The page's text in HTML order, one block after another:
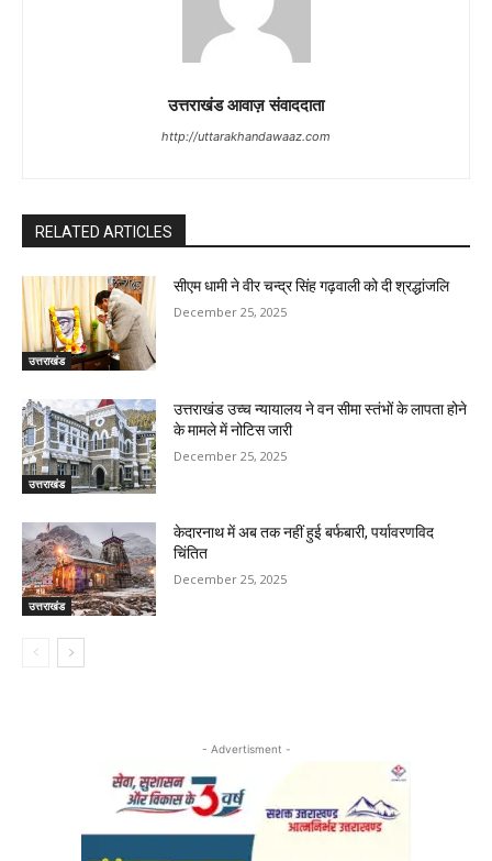
उत्तराखंड आवाज़ संवाददाता
http://uttarakhandawaaz.com
RELATED ARTICLES
उत्तराखंड
सीएम धामी ने वीर चन्द्र सिंह गढ़वाली को दी श्रद्धांजलि
December 25, 2025
उत्तराखंड
उत्तराखंड उच्च न्यायालय ने वन सीमा स्तंभों के लापता होने
के मामले में नोटिस जारी
December 25, 2025
उत्तराखंड
केदारनाथ में अब तक नहीं हुई बर्फबारी, पर्यावरणविद
चिंतित
December 25, 2025
- Advertisment -